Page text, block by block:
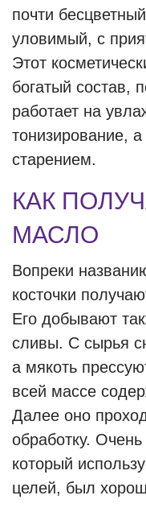
почти
уловимый, с
Этот
богатый состав,
работает на
тонизирование,
старением.
КАК
МАСЛО
Вопреки
косточки
Его добывают
сливы. С сырья
а мякоть
всей массе
Далее оно
обработку.
который
целей, был